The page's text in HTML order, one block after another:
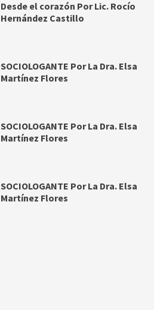
Desde el corazón Por Lic. Rocío
Hernández Castillo
SOCIOLOGANTE Por La Dra. Elsa
Martínez Flores
SOCIOLOGANTE Por La Dra. Elsa
Martínez Flores
SOCIOLOGANTE Por La Dra. Elsa
Martínez Flores